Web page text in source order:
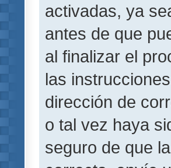
activadas, ya
antes de que
al finalizar el
las
dirección de
o tal vez haya
seguro de que